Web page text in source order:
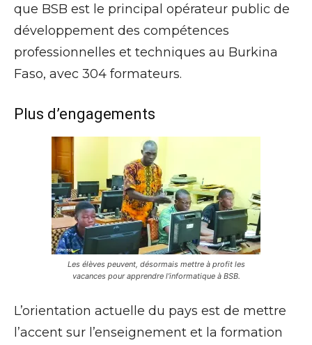
que BSB est le principal opérateur public de
développement des compétences
professionnelles et techniques au Burkina
Faso, avec 304 formateurs.
Plus d’engagements
Les élèves peuvent, désormais mettre à profit les
vacances pour apprendre l’informatique à BSB.
L’orientation actuelle du pays est de mettre
l’accent sur l’enseignement et la formation